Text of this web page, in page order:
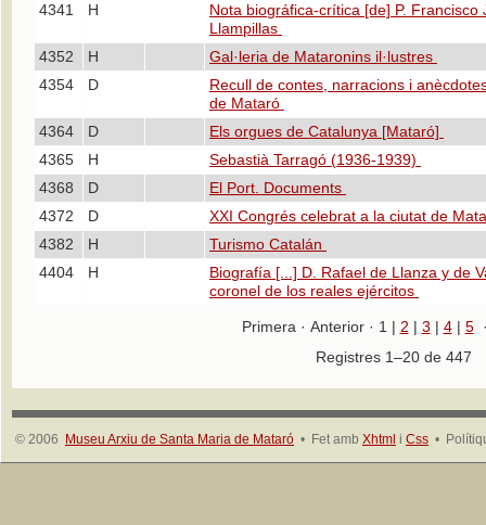
4341
H
Nota biográfica-crítica [de] P. Francisco
Llampillas
4352
H
Gal·leria de Mataronins il·lustres
4354
D
Recull de contes, narracions i
de Mataró
4364
D
Els orgues de Catalunya [Mataró]
4365
H
Sebastià Tarragó (1936-1939)
4368
D
El Port. Documents
4372
D
XXI Congrés celebrat a la ciutat de
4382
H
Turismo Catalán
4404
H
Biografía [...] D. Rafael de Llanza y de
coronel de los reales ejércitos
Primera · Anterior · 1 | 2 3 4| 5
Registres 1–20 de 447
© 2006 Museu Arxiu de Santa Maria de Mataró • Fet amb Xhtml i Css •